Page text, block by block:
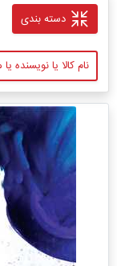
دسته بندی